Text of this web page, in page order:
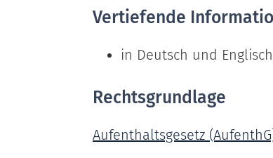
Vertiefende
in Deutsch und
Rechtsgrundlage
Aufenthaltsgesetz